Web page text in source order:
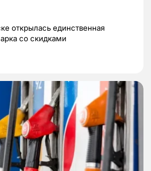
открылась единственная
со скидками